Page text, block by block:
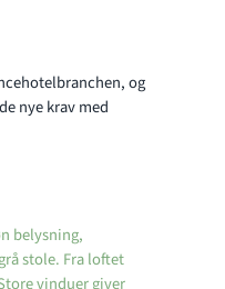
og
nye krav med